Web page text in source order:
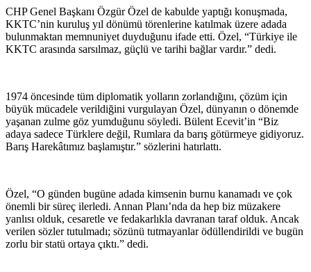
CHP Genel Başkanı Özgür Özel de kabulde yaptığı konuşmada,
KKTC’nin kuruluş yıl dönümü törenlerine katılmak üzere adada
bulunmaktan memnuniyet duyduğunu ifade etti. Özel, “Türkiye ile
KKTC arasında sarsılmaz, güçlü ve tarihi bağlar vardır.” dedi.
1974 öncesinde tüm diplomatik yolların zorlandığını, çözüm için
büyük mücadele verildiğini vurgulayan Özel, dünyanın o dönemde
yaşanan zulme göz yumduğunu söyledi. Bülent Ecevit’in “Biz
adaya sadece Türklere değil, Rumlara da barış götürmeye gidiyoruz.
Barış Harekâtımız başlamıştır.” sözlerini hatırlattı.
Özel, “O günden bugüne adada kimsenin burnu kanamadı ve çok
önemli bir süreç ilerledi. Annan Planı’nda da hep biz müzakere
yanlısı olduk, cesaretle ve fedakarlıkla davranan taraf olduk. Ancak
verilen sözler tutulmadı; sözünü tutmayanlar ödüllendirildi ve bugün
zorlu bir statü ortaya çıktı.” dedi.